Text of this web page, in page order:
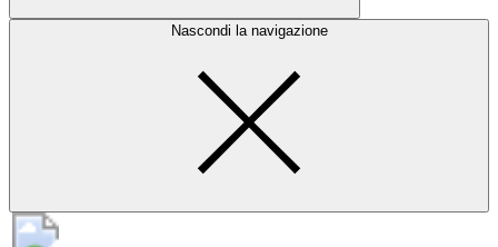
Nascondi la navigazione